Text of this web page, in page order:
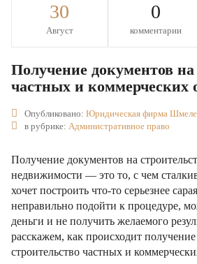
30
Август
0
комментарии
Получение документов на
частных и коммерческих
Опубликовано: Юридическая фирма
в рубрике: Административное право
Получение документов на
недвижимости — это то, с чем
хочет построить что-то серьезнее
неправильно подойти к процедуре,
деньги и не получить желаемого
расскажем, как происходит
строительство частных и